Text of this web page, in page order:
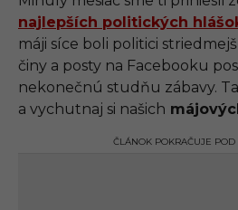
.
2
2
1
:
najlepších politických
máji síce boli politici
činy a posty na Facebooku
nekonečnú studňu zábavy.
a vychutnaj si našich
ČLÁNOK POKRAČUJE